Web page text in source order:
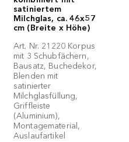
satiniertem
Milchglas, ca. 46x57
cm (Breite x Höhe)
Art. Nr. 21220 Korpus
mit 3 Schubfächern,
Bausatz, Buchedekor,
Blenden mit
satinierter
Milchglasfüllung,
Griffleiste
(Aluminium),
Montagematerial,
Auslaufartikel